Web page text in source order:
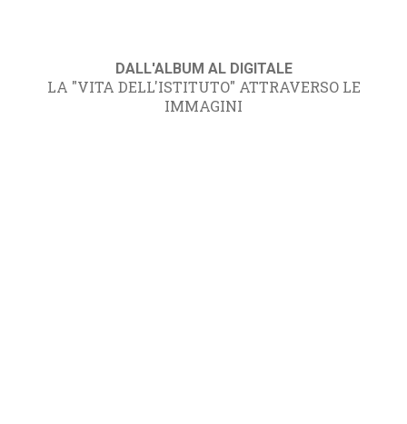
DALL'ALBUM AL DIGITALE
LA "VITA DELL'ISTITUTO" ATTRAVERSO LE
IMMAGINI